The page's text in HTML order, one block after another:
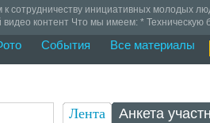
сотрудничеству инициативных молодых
видео контент Что мы имеем: *
События Все материалы
Лента
Анкета